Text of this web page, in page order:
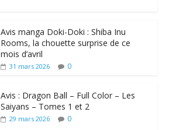
Avis manga Doki-Doki : Shiba Inu
Rooms, la chouette surprise de ce
mois d’avril
31 mars 2026 0
Avis : Dragon Ball – Full Color – Les
Saiyans – Tomes 1 et 2
29 mars 2026 0